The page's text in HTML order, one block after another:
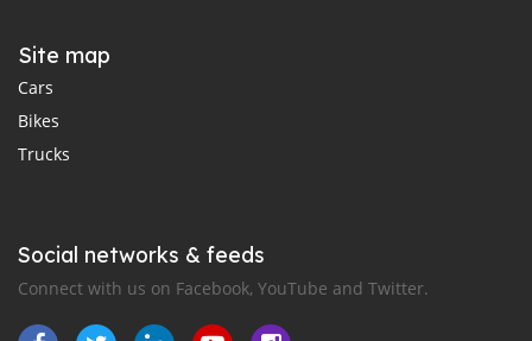
Site map
Cars
Bikes
Trucks
Social networks & feeds
Connect with us on Facebook, YouTube and Twitter.